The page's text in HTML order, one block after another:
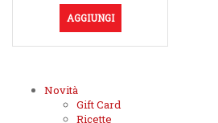
originale
era:
€1,59.
attuale
è:
€0,79.
AGGIUNGI
Novità
Gift Card
Ricette